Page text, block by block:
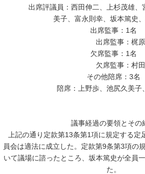
出席評議員：西田伸二、上杉茂雄、宮
美子、富永則幸、坂本篤史
出席監事：1名
出席監事：梶原
欠席監事：1名
欠席監事：村田
その他陪席：3名
陪席：上野歩、池尻久美子
議事経過の要領とその
上記の通り定款第13条第1項に規定する定
員会は適法に成立した。定款第9条第3項の
いて議場に諮ったところ、坂本篤史が全員
た。